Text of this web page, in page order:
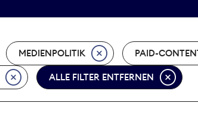
MEDIENPOLITIK PAID-
ALLE FILTER ENTFERNEN